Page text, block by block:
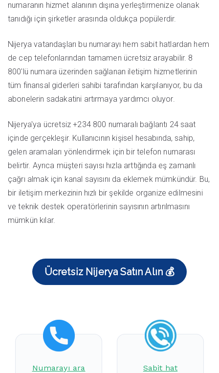
numaranın hizmet alanının dışına yerleştirmenize olanak
tanıdığı için şirketler arasında oldukça popülerdir.
Nijerya vatandaşları bu numarayı hem sabit hatlardan hem
de cep telefonlarından tamamen ücretsiz arayabilir. 8
800'lü numara üzerinden sağlanan iletişim hizmetlerinin
tüm finansal giderleri sahibi tarafından karşılanıyor, bu da
abonelerin sadakatini artırmaya yardımcı oluyor.
Nijerya'ya ücretsiz +234 800 numaralı bağlantı 24 saat
içinde gerçekleşir. Kullanıcının kişisel hesabında, sahip,
gelen aramaları yönlendirmek için bir telefon numarası
belirtir. Ayrıca müşteri sayısı hızla arttığında eş zamanlı
çağrı almak için kanal sayısını da eklemek mümkündür. Bu,
bir iletişim merkezinin hızlı bir şekilde organize edilmesini
ve teknik destek operatörlerinin sayısının artırılmasını
mümkün kılar.
Ücretsiz Nijerya Satın Alın 💰
Numarayı ara
Sabit hat